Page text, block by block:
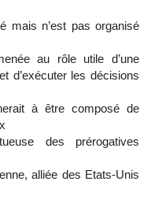
mais n’est pas organisé
au rôle utile d’une
d’exécuter les décisions
à être composé de
des prérogatives
alliée des Etats-Unis